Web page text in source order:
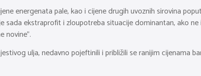
energenata pale, kao i cijene drugih uvoznih sirovina
ekstraprofit i zloupotreba situacije dominantan, ako ne
novine”.
ulja, nedavno pojeftinili i približili se ranijim cijenama